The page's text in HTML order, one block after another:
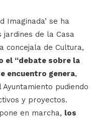
Imaginada’ se ha
de la Casa
concejala de Cultura,
el “debate sobre la
encuentro genera,
pudiendo
y proyectos.
en marcha, los